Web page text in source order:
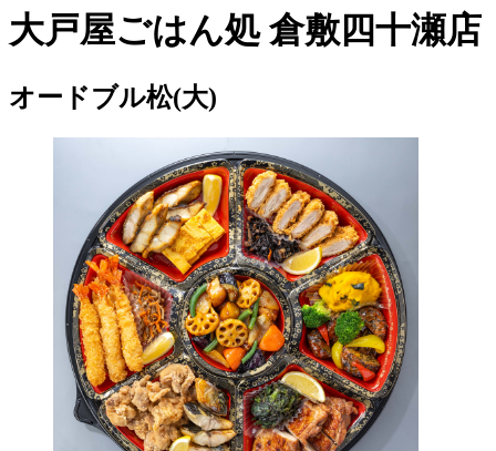
大戸屋ごはん処 倉敷四十瀬店
オードブル松(大)